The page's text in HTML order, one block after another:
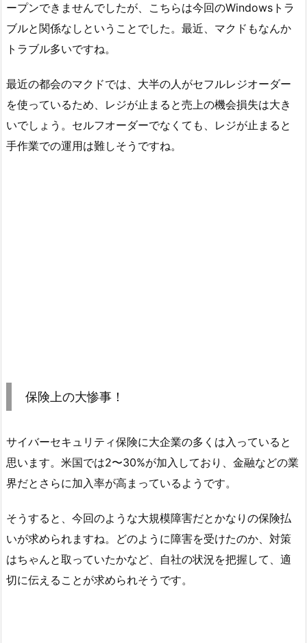
ープンできませんでしたが、こちらは今回のWindowsトラ
ブルと関係なしということでした。最近、マクドもなんか
トラブル多いですね。
最近の都会のマクドでは、大半の人がセフルレジオーダー
を使っているため、レジが止まると売上の機会損失は大き
いでしょう。セルフオーダーでなくても、レジが止まると
手作業での運用は難しそうですね。
保険上の大惨事！
サイバーセキュリティ保険に大企業の多くは入っていると
思います。米国では2〜30%が加入しており、金融などの業
界だとさらに加入率が高まっているようです。
そうすると、今回のような大規模障害だとかなりの保険払
いが求められますね。どのように障害を受けたのか、対策
はちゃんと取っていたかなど、自社の状況を把握して、適
切に伝えることが求められそうです。